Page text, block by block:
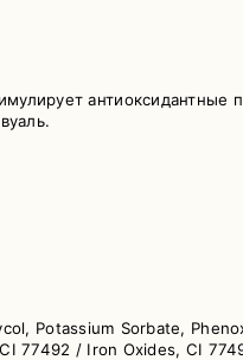
антиоксидантные
Potassium Sorbate,
77492 / Iron Oxides, CI